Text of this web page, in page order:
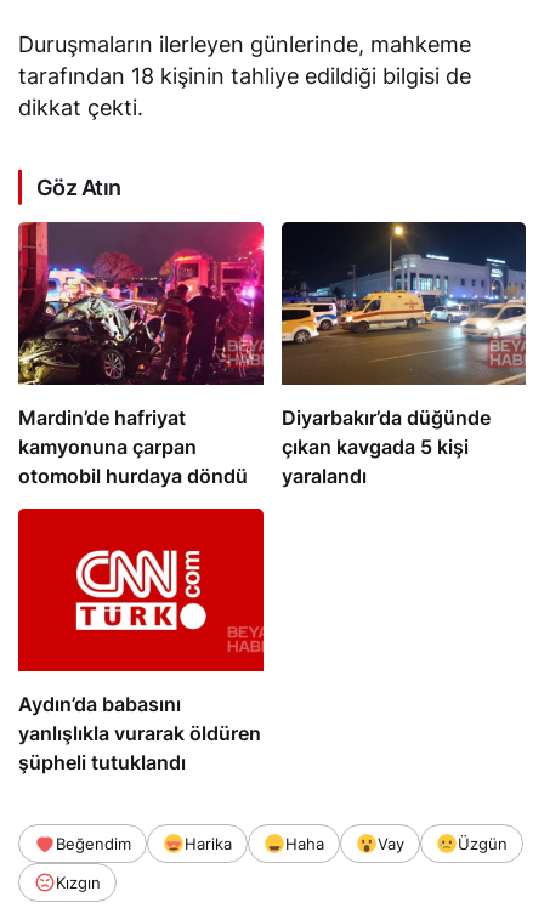
Duruşmaların ilerleyen günlerinde, mahkeme
tarafından 18 kişinin tahliye edildiği bilgisi de
dikkat çekti.
Göz Atın
Mardin’de hafriyat
kamyonuna çarpan
otomobil hurdaya döndü
Diyarbakır’da düğünde
çıkan kavgada 5 kişi
yaralandı
Aydın’da babasını
yanlışlıkla vurarak öldüren
şüpheli tutuklandı
Beğendim Harika Haha Vay
Üzgün
Kızgın